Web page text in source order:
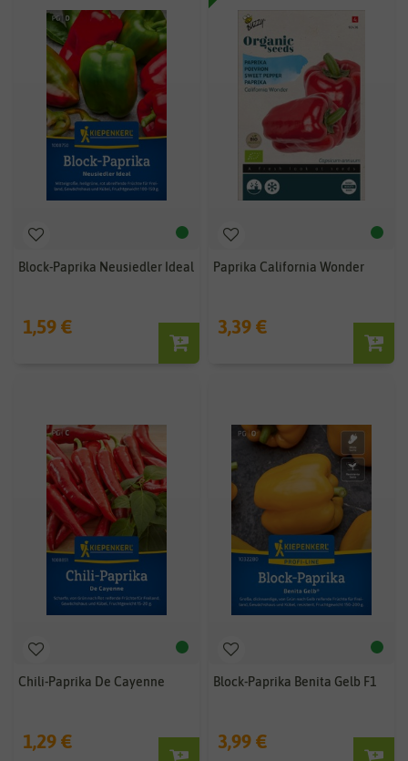
Block-Paprika Neusiedler Ideal
1,59 €
Paprika California Wonder
3,39 €
Chili-Paprika De Cayenne
1,29 €
Block-Paprika Benita Gelb F1
3,99 €